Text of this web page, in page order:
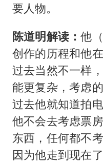
要人物。
陈道明解读：他
创作的历程和他
过去当然不一样
能更复杂，考虑
过去他就知道拍
他不会去考虑票
东西，任何都不
因为他走到现在